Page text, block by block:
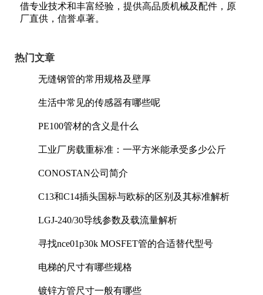
借专业技术和丰富经验，提供高品质机械及配件，原
厂直供，信誉卓著。
热门文章
无缝钢管的常用规格及壁厚
生活中常见的传感器有哪些呢
PE100管材的含义是什么
工业厂房载重标准：一平方米能承受多少公斤
CONOSTAN公司简介
C13和C14插头国标与欧标的区别及其标准解析
LGJ-240/30导线参数及载流量解析
寻找nce01p30k MOSFET管的合适替代型号
电梯的尺寸有哪些规格
镀锌方管尺寸一般有哪些